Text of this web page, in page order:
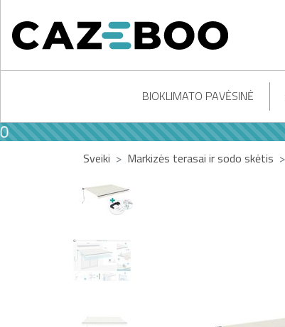
BIOKLIMATO PAVĖSINĖ
Sveiki Markizės terasai ir sodo skėtis